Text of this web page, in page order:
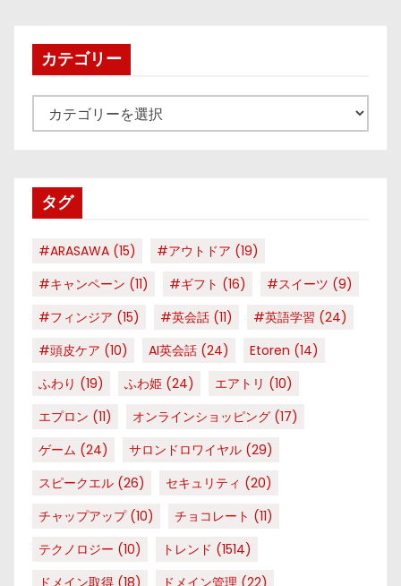
カテゴリー
テ
ータグ
#ARASAWA (15) #アウトドア (19)
#キャンペーン (11) #ギフト (16) #スイーツ (9)
#フィンジア (15) #英会話 (11) #英語学習 (24)
#頭皮ケア (10) AI英会話 (24) Etoren (14)
ふわり (19) ふわ姫 (24) エアトリ (10)
エプロン (11) オンラインショッピング (17)
ゲーム (24) サロンドロワイヤル (29)
スピークエル (26) セキュリティ (20)
チャップアップ(10) チョコレート (11)
テクノロジー (10) トレンド (1514)
ドメイン取得 (18) ドメイン管理 (22)